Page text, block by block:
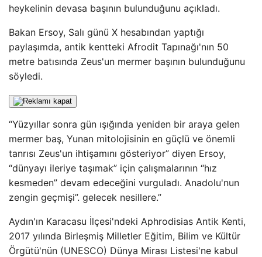
heykelinin devasa başının bulunduğunu açıkladı.
Bakan Ersoy, Salı günü X hesabından yaptığı
paylaşımda, antik kentteki Afrodit Tapınağı'nın 50
metre batısında Zeus'un mermer başının bulunduğunu
söyledi.
“Yüzyıllar sonra gün ışığında yeniden bir araya gelen
mermer baş, Yunan mitolojisinin en güçlü ve önemli
tanrısı Zeus'un ihtişamını gösteriyor” diyen Ersoy,
“dünyayı ileriye taşımak” için çalışmalarının “hız
kesmeden” devam edeceğini vurguladı. Anadolu'nun
zengin geçmişi”. gelecek nesillere.”
Aydın'ın Karacasu İlçesi'ndeki Aphrodisias Antik Kenti,
2017 yılında Birleşmiş Milletler Eğitim, Bilim ve Kültür
Örgütü'nün (UNESCO) Dünya Mirası Listesi'ne kabul